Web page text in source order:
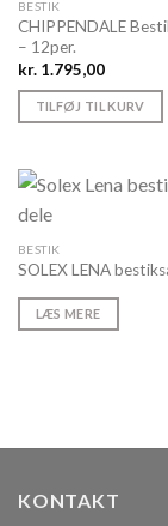
BESTIK
CHIPPENDALE
– 12per.
kr.1.795,00
TILFØJ TIL KURV
BESTIK
SOLEX LENA
LÆS MERE
KONTAKT